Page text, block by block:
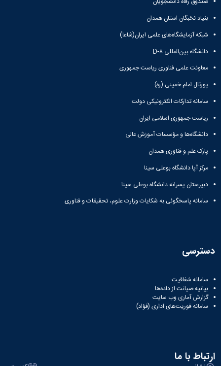
بنیاد نخبگان استان همدان
شبکه آزمایشگاه‌های علمی ایران(شاعا)
دانشگاه بین‌المللی D-۸
معاونت علمی فناوری ریاست جمهوری
پورتال امام خمینی (ره)
سامانه تدارکات الکترونیکی دولت
ریاست جمهوری اسلامی ایران
دانشگاه‌ها و مؤسسات آموزش عالی
پارک علم و فناوری همدان
مرکز آپا دانشگاه بوعلی سینا
دبیرستان پسرانه دانشگاه بوعلی سینا
سامانه پاسخگوئی به شکایات وزارت علوم، تحقیقات و فناوری
دسترسی
سامانه شفافیت
بیانیه صیانت از داده‌ها
گزارش آماری وب‌ سایت
سامانه فوریت‌های اداری (فؤاد)
ارتباط با ما